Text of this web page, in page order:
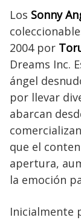
Los Sonny
2004 por
Dreams Inc.
ángel
por llevar
abarcan
que el
apertura,
la emoción
Inicialmente